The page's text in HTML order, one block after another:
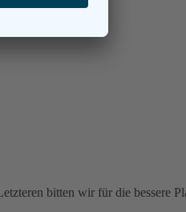
bitten wir für die bessere